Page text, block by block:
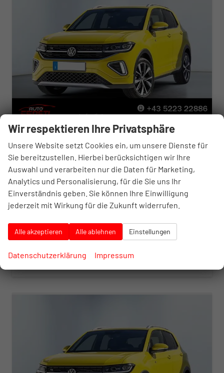
Volkswagen T-Cross
Limited
unverbindliche Lieferzeit: 7 Tage Neuwagen
Fahrzeugnr. 10402015 Getriebe Schalt. 5-Gang
Benzin
King red Metallic
70 kW (95 PS)
inkl. NoVA
Details
CO2-Klasse: D
Wir respektieren Ihre Privatsphäre
Unsere Website setzt Cookies ein, um unsere Dienste für
Sie bereitzustellen. Hierbei berücksichtigen wir Ihre
Auswahl und verarbeiten nur die Daten für Marketing,
Analytics und Personalisierung, für die Sie uns Ihr
Einverständnis geben. Sie können Ihre Einwilligung
jederzeit mit Wirkung für die Zukunft widerrufen.
Alle akzeptieren Alle ablehnen Einstellungen
Datenschutzerklärung Impressum